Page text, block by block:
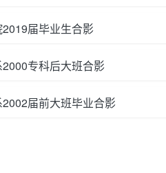
届毕业生合影
专科后大班合影
届前大班毕业合影